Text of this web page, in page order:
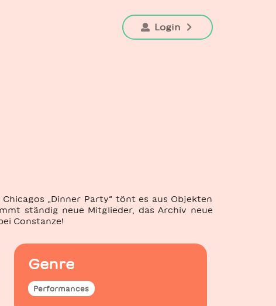
Login
„Dinner Party“ tönt es aus Objekten
ständig neue Mitglieder, das Archiv neue
Constanze!
Genre
Performances